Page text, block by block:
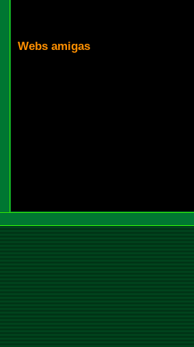
Webs amigas